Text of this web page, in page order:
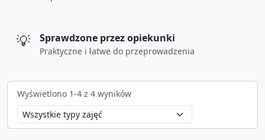
💡 Sprawdzone przez opiekunki
Praktyczne i łatwe do przeprowadzenia
Wyświetlono 1-4 z 4 wyników